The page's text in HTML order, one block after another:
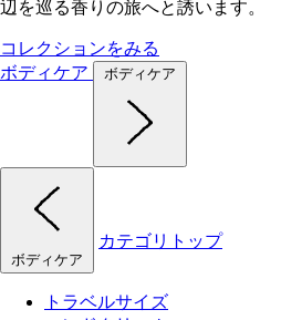
辺を巡る香りの旅へと誘います。
コレクションをみる
ボディケア
ボディケア
ボディケア
カテゴリトップ
トラベルサイズ